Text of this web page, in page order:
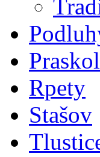
Rpety
Stašov